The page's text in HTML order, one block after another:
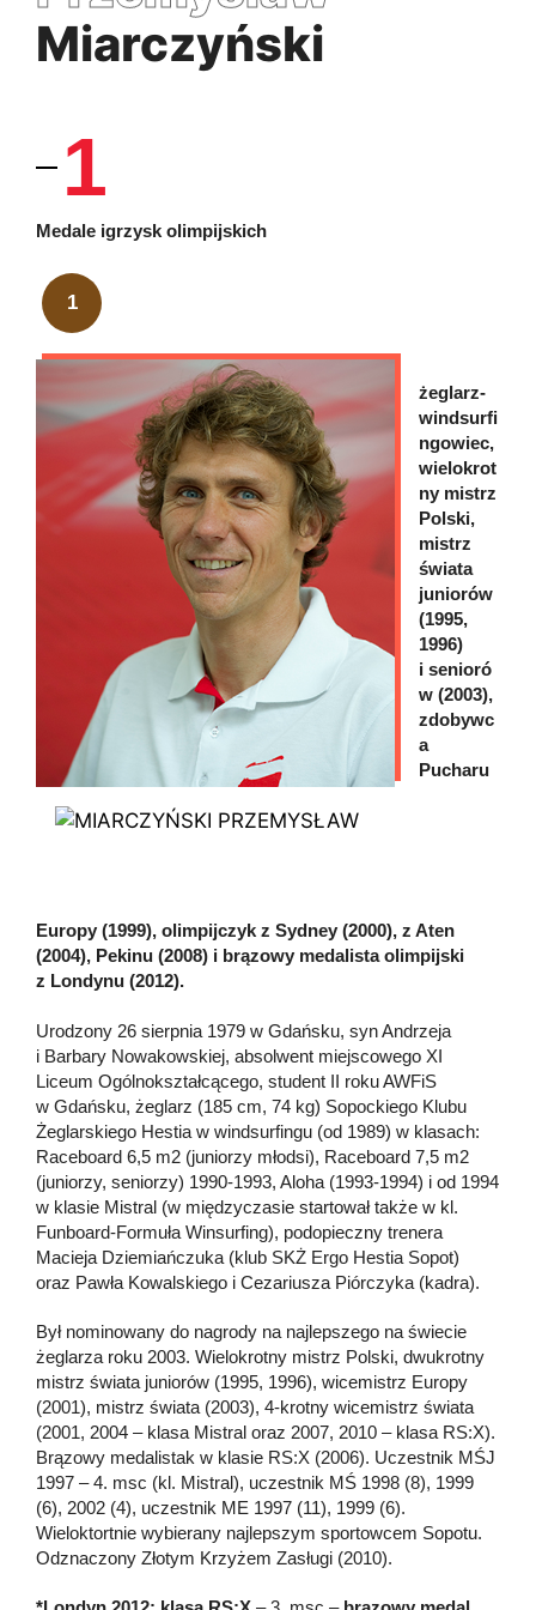
Miarczyński
1
Medale igrzysk olimpijskich
1
żeglarz-
windsurfi
ngowiec,
wielokrot
ny mistrz
Polski,
mistrz
świata
juniorów
(1995,
1996)
i senioró
w (2003),
zdobywc
a
Pucharu
Europy (1999), olimpijczyk z Sydney (2000), z Aten
(2004), Pekinu (2008) i brązowy medalista olimpijski
z Londynu (2012).
Urodzony 26 sierpnia 1979 w Gdańsku, syn Andrzeja
i Barbary Nowakowskiej, absolwent miejscowego XI
Liceum Ogólnokształcącego, student II roku AWFiS
w Gdańsku, żeglarz (185 cm, 74 kg) Sopockiego Klubu
Żeglarskiego Hestia w windsurfingu (od 1989) w klasach:
Raceboard 6,5 m2 (juniorzy młodsi), Raceboard 7,5 m2
(juniorzy, seniorzy) 1990-1993, Aloha (1993-1994) i od 1994
w klasie Mistral (w międzyczasie startował także w kl.
Funboard-Formuła Winsurfing), podopieczny trenera
Macieja Dziemiańczuka (klub SKŻ Ergo Hestia Sopot)
oraz Pawła Kowalskiego i Cezariusza Piórczyka (kadra).
Był nominowany do nagrody na najlepszego na świecie
żeglarza roku 2003. Wielokrotny mistrz Polski, dwukrotny
mistrz świata juniorów (1995, 1996), wicemistrz Europy
(2001), mistrz świata (2003), 4-krotny wicemistrz świata
(2001, 2004 – klasa Mistral oraz 2007, 2010 – klasa RS:X).
Brązowy medalistak w klasie RS:X (2006). Uczestnik MŚJ
1997 – 4. msc (kl. Mistral), uczestnik MŚ 1998 (8), 1999
(6), 2002 (4), uczestnik ME 1997 (11), 1999 (6).
Wieloktortnie wybierany najlepszym sportowcem Sopotu.
Odznaczony Złotym Krzyżem Zasługi (2010).